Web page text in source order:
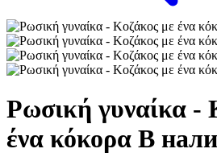
Ρωσική γυναίκα -
ένα κόκορα В